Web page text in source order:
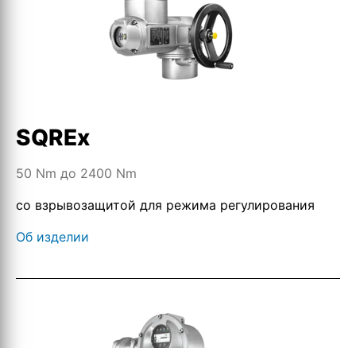
SQREx
50 Nm до 2400 Nm
со взрывозащитой для режима регулирования
Об изделии